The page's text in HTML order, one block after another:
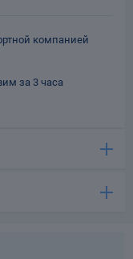
компанией
за 3 часа